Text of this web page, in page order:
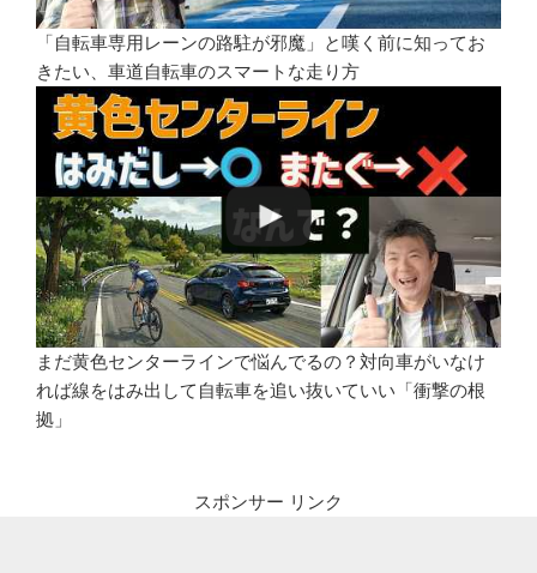
「自転車専用レーンの路駐が邪魔」と嘆く前に知ってお
きたい、車道自転車のスマートな走り方
まだ黄色センターラインで悩んでるの？対向車がいなけ
れば線をはみ出して自転車を追い抜いていい「衝撃の根
拠」
スポンサー リンク